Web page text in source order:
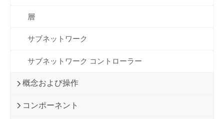
層
サブネットワーク
サブネットワーク コントローラー
概念および操作
コンポーネント